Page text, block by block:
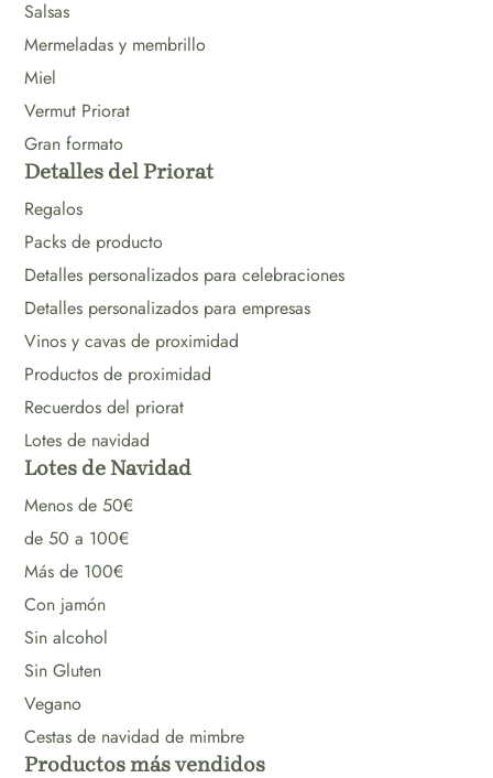
Salsas
Mermeladas y membrillo
Miel
Vermut Priorat
Gran formato
Detalles del Priorat
Regalos
Packs de producto
Detalles personalizados para celebraciones
Detalles personalizados para empresas
Vinos y cavas de proximidad
Productos de proximidad
Recuerdos del priorat
Lotes de navidad
Lotes de Navidad
Menos de 50€
de 50 a 100€
Más de 100€
Con jamón
Sin alcohol
Sin Gluten
Vegano
Cestas de navidad de mimbre
Productos más vendidos